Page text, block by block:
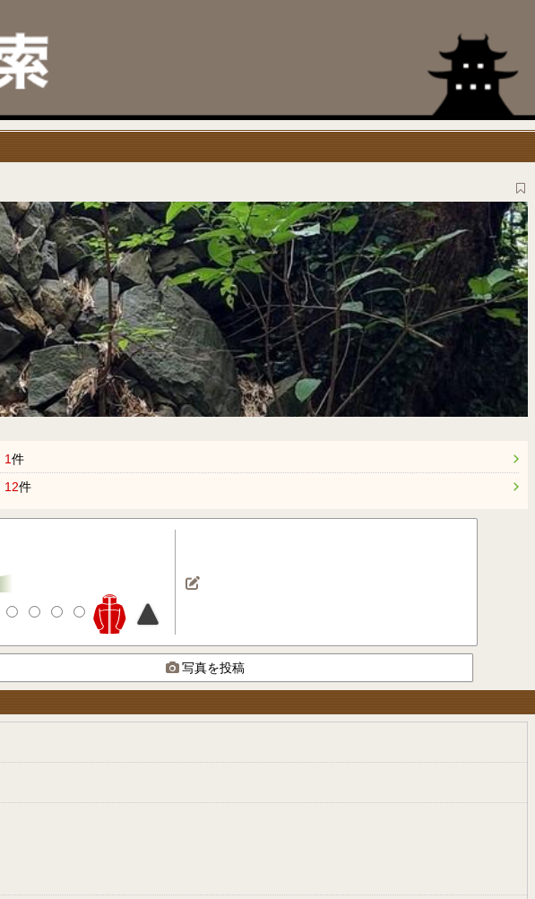
1件
12件
写真を投稿